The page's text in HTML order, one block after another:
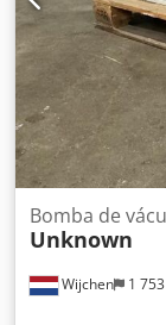
Wijchen 1
Bomba de
Unknown